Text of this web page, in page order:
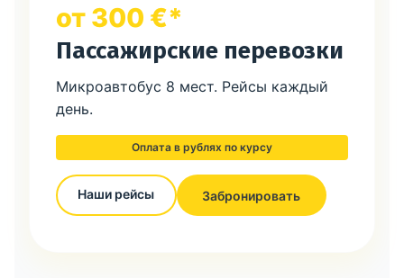
от 300 €*
Пассажирские перевозки
Микроавтобус 8 мест. Рейсы каждый
день.
Оплата в рублях по курсу
Наши рейсы Забронировать